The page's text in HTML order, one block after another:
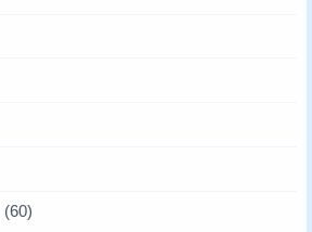
(60)